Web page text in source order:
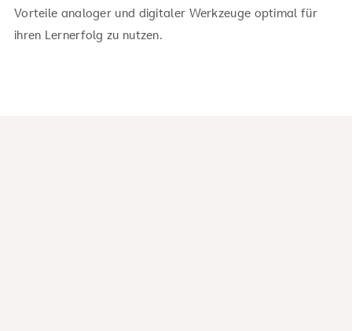
Vorteile analoger und digitaler Werkzeuge optimal für
ihren Lernerfolg zu nutzen.